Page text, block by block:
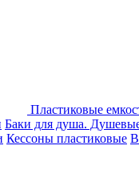
Пластиковые
Баки для душа.
Кессоны пластиковые